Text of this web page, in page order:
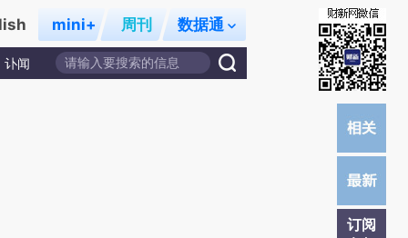
mini+ 周刊 数据通
讣闻
订阅